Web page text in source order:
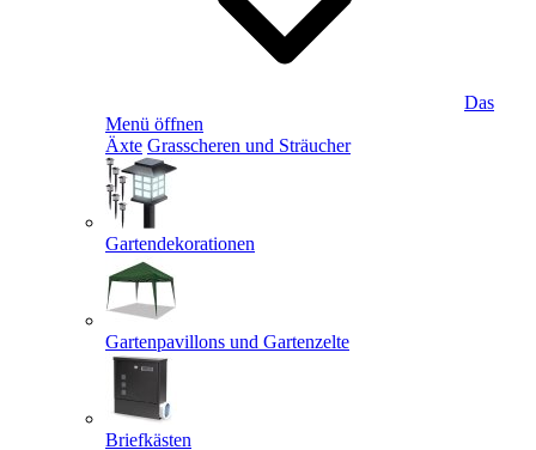
Das
Menü öffnen
Äxte Grasscheren und Sträucher
Gartendekorationen
Gartenpavillons und Gartenzelte
Briefkästen